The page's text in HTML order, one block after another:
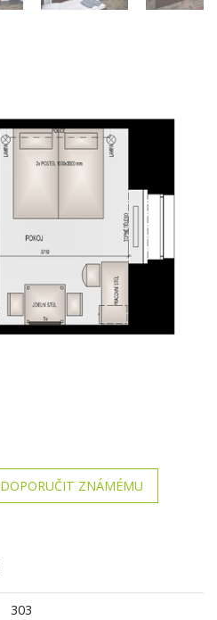
DOPORUČIT ZNÁMÉMU
303